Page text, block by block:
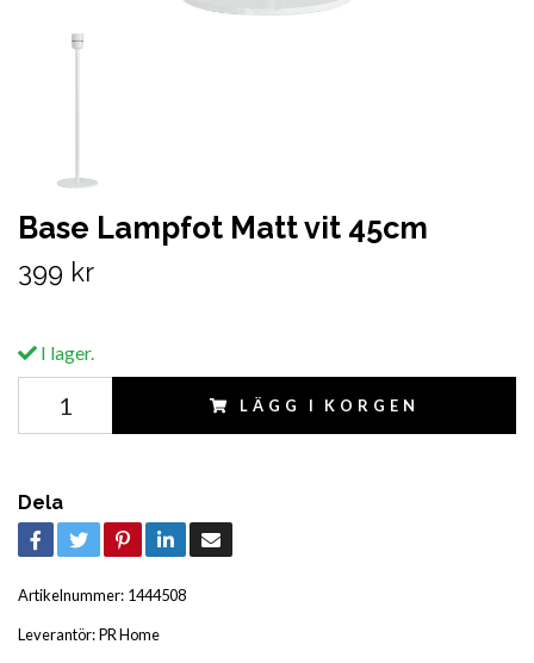
Base Lampfot Matt vit 45cm
399 kr
I lager.
LÄGG I KORGEN
Dela
Artikelnummer: 1444508
Leverantör:PR Home